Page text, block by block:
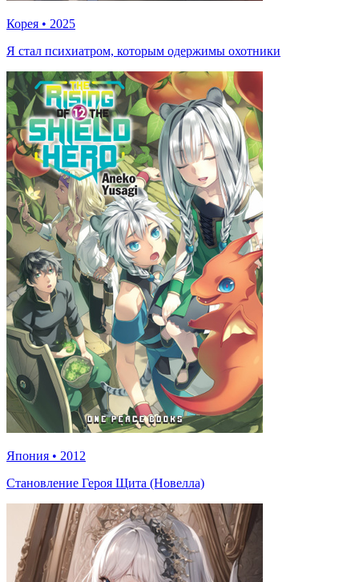
Корея • 2025
Я стал психиатром, которым одержимы охотники
Япония • 2012
Становление Героя Щита (Новелла)